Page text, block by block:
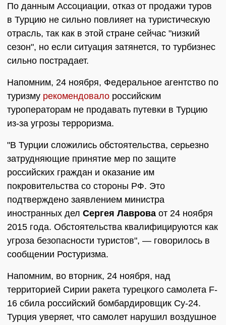
По данным Ассоциации, отказ от продажи туров
в Турцию не сильно повлияет на туристическую
отрасль, так как в этой стране сейчас "низкий
сезон", но если ситуация затянется, то турбизнес
сильно пострадает.
Напомним, 24 ноября, Федеральное агентство по
туризму рекомендовало российским
туроператорам не продавать путевки в Турцию
из-за угрозы терроризма.
"В Турции сложились обстоятельства, серьезно
затрудняющие принятие мер по защите
российских граждан и оказание им
покровительства со стороны РФ. Это
подтверждено заявлением министра
иностранных дел Сергея Лаврова от 24 ноября
2015 года. Обстоятельства квалифицируются как
угроза безопасности туристов", — говорилось в
сообщении Ростуризма.
Напомним, во вторник, 24 ноября, над
территорией Сирии ракета турецкого самолета F-
16 сбила российский бомбардировщик Су-24.
Турция уверяет, что самолет нарушил воздушное